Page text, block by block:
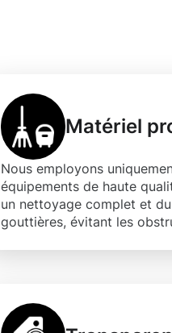
Matériel
Nous employons
équipements de haute
un nettoyage complet et
gouttières, évitant les